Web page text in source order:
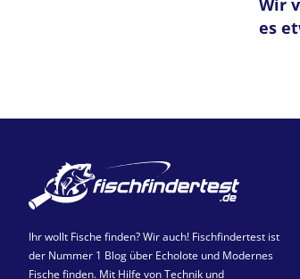
Wir
es
Ihr wollt Fische finden? Wir auch! Fischfindertest ist
der Nummer 1 Blog über Echolote und Modernes
Fische finden. Mit Hilfe von Technik und